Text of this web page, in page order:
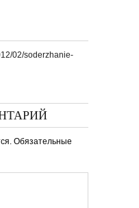
02/soderzhanie-
Обязательные